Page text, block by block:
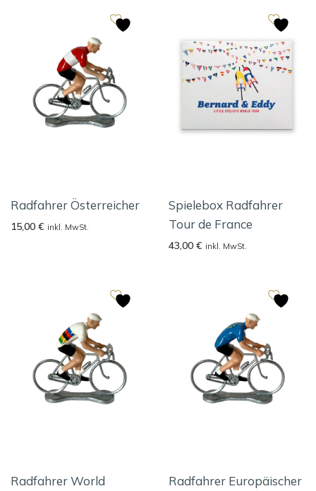
Radfahrer Österreicher
15,00 € inkl. MwSt.
Spielebox Radfahrer
Tour de France
43,00 € inkl. MwSt.
Radfahrer World
Radfahrer Europäischer